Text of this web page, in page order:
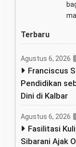
Terbaru
Agustus 6, 2026
Franciscus
Pendidikan
Dini di Kalbar
Agustus 6, 2026
Fasilitasi
Sibarani Ajak